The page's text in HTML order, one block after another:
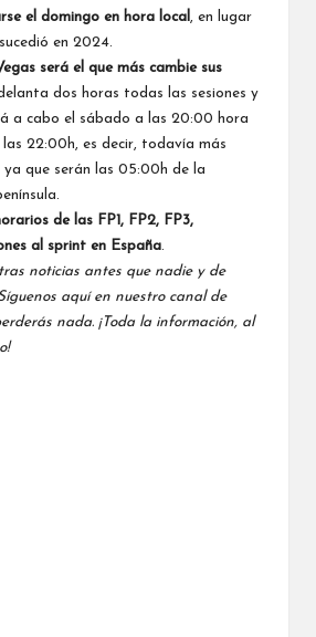
el domingo en hora local
, en lugar
en 2024.
será el que más cambie sus
dos horas todas las sesiones y
a cabo el sábado a las 20:00 hora
las 22:00h, es decir, todavía más
que serán las 05:00h de la
de las FP1, FP2, FP3,
al sprint en España
noticias antes que nadie y de
aquí en nuestro canal de
nada. ¡Toda la información, al